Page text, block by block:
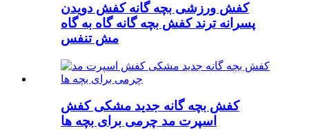
کفش ورزشی بچه گانه کفش دویدن
پسرانه ترند کفش بچه گانه گاه به گاه
مش تنفس
کفش بچه گانه جدید مشکی کفش
اسپرت مد چرمی برای بچه ها